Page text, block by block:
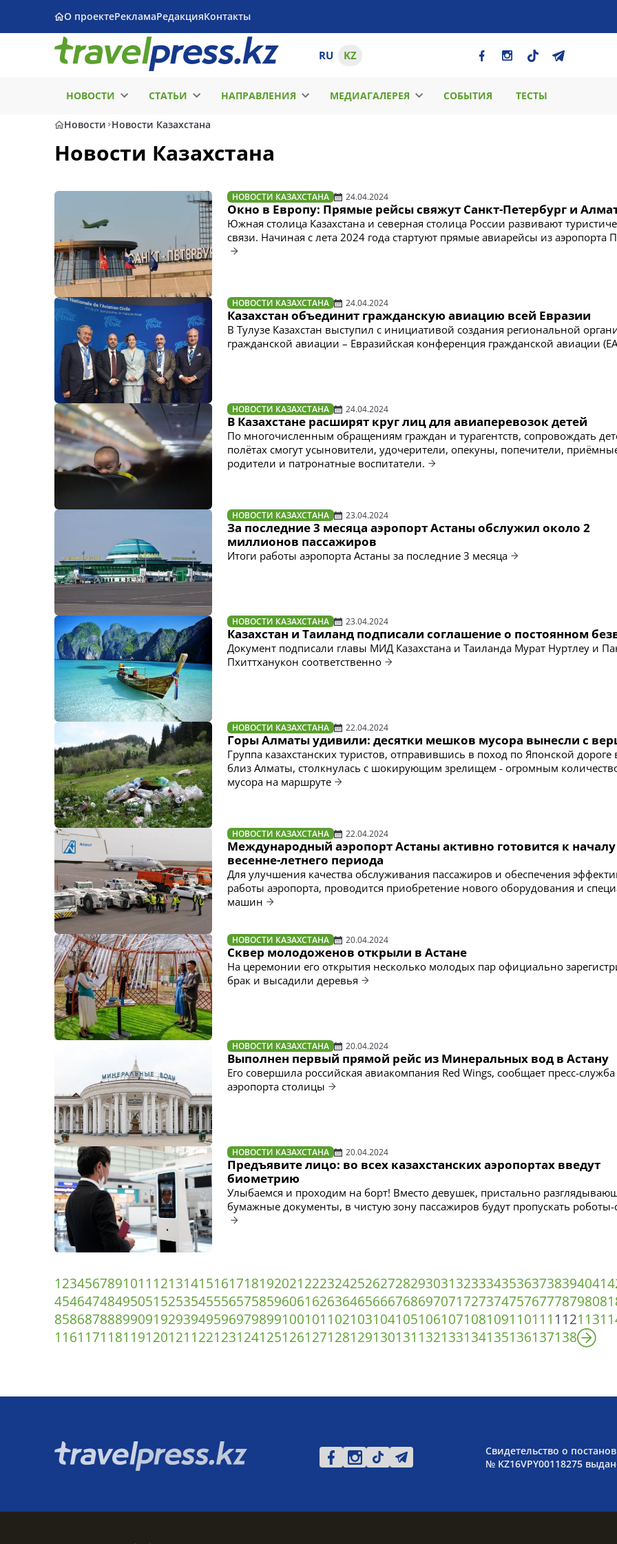
О проектеРекламаРедакцияКонтакты
RU KZ
НОВОСТИ СТАТЬИ НАПРАВЛЕНИЯ МЕДИАГАЛЕРЕЯ СОБЫТИЯ ТЕСТЫ
Новости Новости Казахстана
Новости Казахстана
НОВОСТИ КАЗАХСТАНА 24.04.2024
Окно в Европу: Прямые рейсы свяжут Санкт-Петербург и
Южная столица Казахстана и северная столица России развивают
связи. Начиная с лета 2024 года стартуют прямые авиарейсы из аэропорта
НОВОСТИ КАЗАХСТАНА 24.04.2024
Казахстан объединит гражданскую авиацию всей Евразии
В Тулузе Казахстан выступил с инициативой создания региональной
гражданской авиации – Евразийская конференция гражданской авиации
НОВОСТИ КАЗАХСТАНА 24.04.2024
В Казахстане расширят круг лиц для авиаперевозок детей
По многочисленным обращениям граждан и турагентств, сопровождать
полётах смогут усыновители, удочерители, опекуны, попечители,
родители и патронатные воспитатели.
НОВОСТИ КАЗАХСТАНА 23.04.2024
За последние 3 месяца аэропорт Астаны обслужил около 2
миллионов пассажиров
Итоги работы аэропорта Астаны за последние 3 месяца
НОВОСТИ КАЗАХСТАНА 23.04.2024
Казахстан и Таиланд подписали соглашение о постоянном
Документ подписали главы МИД Казахстана и Таиланда Мурат Нуртлеу и
Пхиттханукон соответственно
НОВОСТИ КАЗАХСТАНА 22.04.2024
Горы Алматы удивили: десятки мешков мусора вынесли с
Группа казахстанских туристов, отправившись в поход по Японской дороге
близ Алматы, столкнулась с шокирующим зрелищем - огромным
мусора на маршруте
НОВОСТИ КАЗАХСТАНА 22.04.2024
Международный аэропорт Астаны активно готовится к началу
весенне-летнего периода
Для улучшения качества обслуживания пассажиров и обеспечения
работы аэропорта, проводится приобретение нового оборудования и
машин
НОВОСТИ КАЗАХСТАНА 20.04.2024
Сквер молодоженов открыли в Астане
На церемонии его открытия несколько молодых пар официально
брак и высадили деревья
НОВОСТИ КАЗАХСТАНА 20.04.2024
Выполнен первый прямой рейс из Минеральных вод в Астану
Его совершила российская авиакомпания Red Wings, сообщает пресс-служба
аэропорта столицы
НОВОСТИ КАЗАХСТАНА 20.04.2024
Предъявите лицо: во всех казахстанских аэропортах введут
биометрию
Улыбаемся и проходим на борт! Вместо девушек, пристально
бумажные документы, в чистую зону пассажиров будут пропускать роботы-
1234567891011 121314151617181920212223242526272829303132333435363738394041
45464748495051525354555657585960616263646566676869707172737475767778798081
858687888990919293949596979899100101 102103104105106107108109110111 112113
116117118119120121 122123124125126127128129130131 132133134135136137138
Свидетельство о
№ KZ16VPY00118275